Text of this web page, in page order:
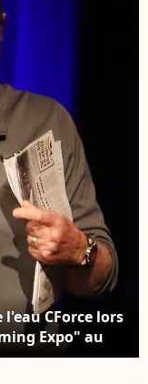
CForce lors
Expo" au
le 23